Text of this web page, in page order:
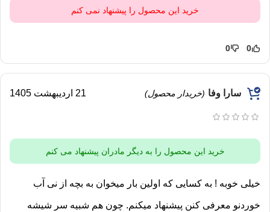
خرید این محصول را پیشنهاد نمی کنم
0
0
سارا وفا (خریدار محصول) 21 اردیبهشت 1405
خرید این محصول را به دیگر مادران پیشنهاد می کنم
خیلی خوبه ! به کسایی که اولین بار میخوان به بچه از نی آب
خوردنو معرفی کنن پیشنهاد میکنم. چون هم شبیه سر شیشه